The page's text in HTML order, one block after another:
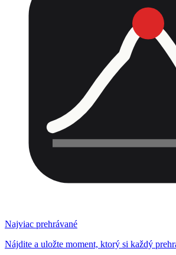
Najviac prehrávané
Nájdite a uložte moment, ktorý si každý